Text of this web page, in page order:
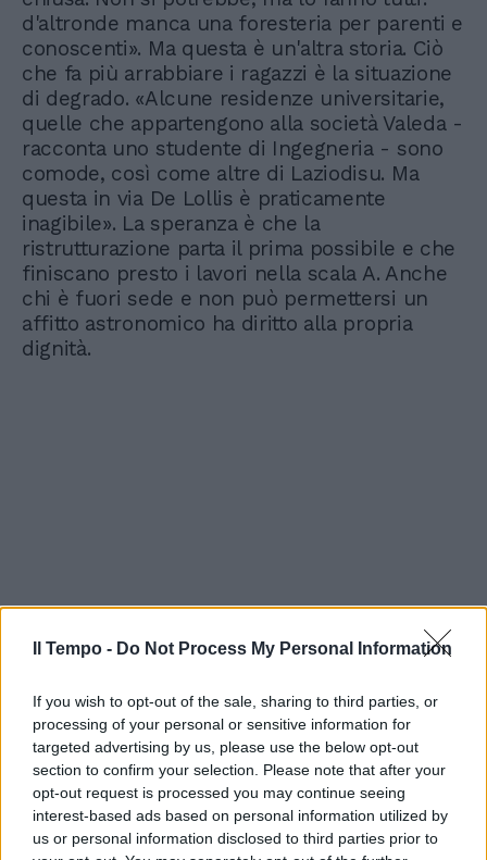
Il Tempo - Do Not Process My Personal Information
If you wish to opt-out of the sale, sharing to third parties, or
processing of your personal or sensitive information for
targeted advertising by us, please use the below opt-out
section to confirm your selection. Please note that after your
opt-out request is processed you may continue seeing
interest-based ads based on personal information utilized by
us or personal information disclosed to third parties prior to
d'altronde manca una foresteria per parenti e
conoscenti». Ma questa è un'altra storia. Ciò
che fa più arrabbiare i ragazzi è la situazione
di degrado. «Alcune residenze universitarie,
quelle che appartengono alla società Valeda -
racconta uno studente di Ingegneria - sono
comode, così come altre di Laziodisu. Ma
questa in via De Lollis è praticamente
inagibile». La speranza è che la
ristrutturazione parta il prima possibile e che
finiscano presto i lavori nella scala A. Anche
chi è fuori sede e non può permettersi un
affitto astronomico ha diritto alla propria
dignità.